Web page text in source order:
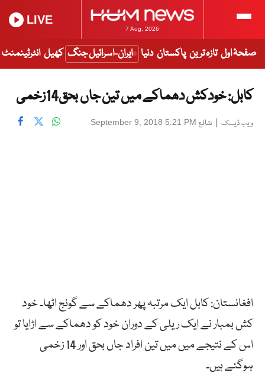
7 Aug, 2026
LIVE
صفحۂ اول تازہ ترین پاکستان دنیا ایران-اسرائیل جنگ کھیل انٹرٹینمنٹ
کابل: خودکش دھماکے میں تین جاں بحق14زخمی
ویب ڈیسک | شائع September 9, 2018 5:21 PM
افغانستان: کابل ایک مرتبہ پھر دھماکے سے گونج اٹھا۔ خود
کش بمبار نے ایک ریلی کے دوران خود کو دھماکے سے اڑایا تو
اس کے نتیجے میں میں تین افراد جاں بحق اور 14 زخمی
ہوگئے ہیں۔